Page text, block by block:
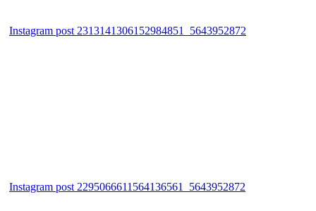
Instagram post 2313141306152984851_5643952872
Instagram post 2295066611564136561_5643952872